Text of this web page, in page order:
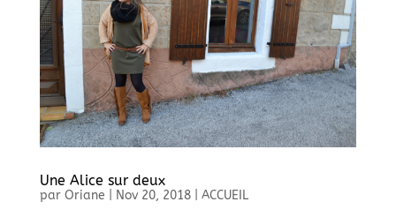
Une Alice sur deux
par Oriane Nov 20, 2018| ACCUEIL